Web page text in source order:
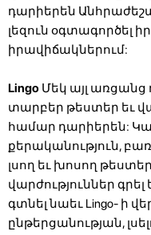
դարիերեն
լեզուն օգտագործել
իրավիճակներում:
Lingo Մեկ այլ առցանց
տարբեր թեստեր եւ
համար դարիերեն:
քերականություն,
լսող եւ խոսող
վարժություններ
գտնել նաեւ Lingo- ի
ընթերցանության,